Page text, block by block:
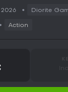
Diorite
Action